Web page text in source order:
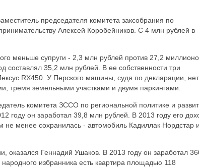
председателя комитета заксобрания по
Алексей Коробейников. С 4 млн рублей в
меньше супруги - 2,3 млн рублей против 27,2
составлял 35,2 млн рублей. В ее собственности три
RX450. У Перского машины, судя по декларации, нет.
тремя земельными участками и двумя паркингами.
комитета ЗССО по региональной политике и
году он заработал 39,8 млн рублей. В 2013 году его
не менее сохранилась - автомобиль Кадиллак Нордстар и
Геннадий Ушаков. В 2013 году он заработал
избранника есть квартира площадью 118